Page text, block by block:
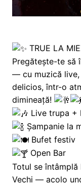
TRUE LA
Pregătește-te să
— cu muzică live,
delicios, într-o
dimineață!
Live trupa +
Șampanie la
Bufet festiv
Open Bar
Totul se întâmplă
Vechi — acolo